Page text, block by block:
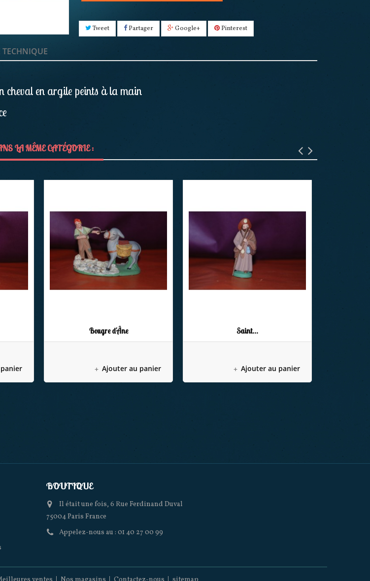
Tweet Partager Google+ Pinterest
TECHNIQUE
cheval en argile peints à la main
LA MÊME CATÉGORIE :
Bougre d'Âne
Ajouter au panier
Saint...
Ajouter au panier
BOUTIQUE
Il était une fois, 6 Rue Ferdinand Duval
75004 Paris France
Appelez-nous au : 01 40 27 00 99